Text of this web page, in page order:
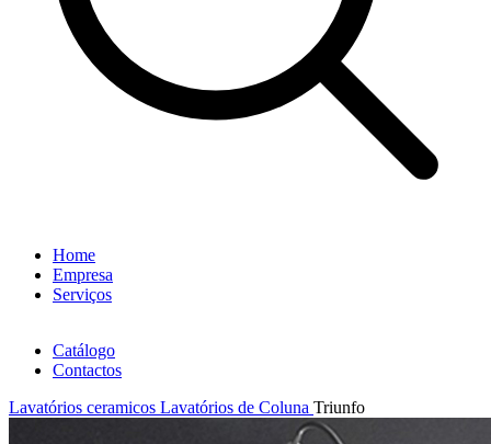
Home
Empresa
Serviços
Catálogo
Contactos
Lavatórios ceramicos Lavatórios de Coluna Triunfo